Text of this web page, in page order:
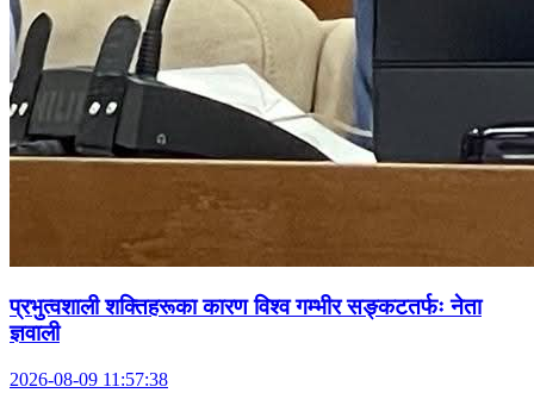
प्रभुत्वशाली शक्तिहरूका कारण विश्व गम्भीर सङ्कटतर्फः नेता
ज्ञवाली
2026-08-09 11:57:38